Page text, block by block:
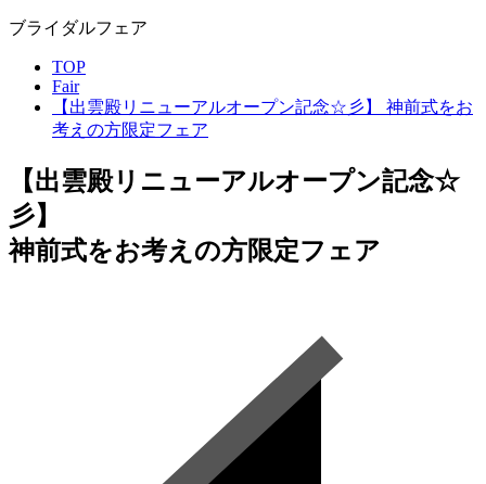
ブライダルフェア
TOP
Fair
【出雲殿リニューアルオープン記念☆彡】 神前式をお
考えの方限定フェア
【出雲殿リニューアルオープン記念☆
彡】
神前式をお考えの方限定フェア